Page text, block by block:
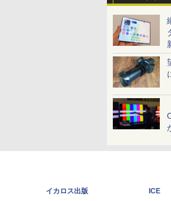
イカロス出版
ICE